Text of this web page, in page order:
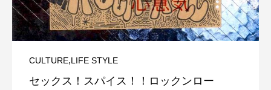
CULTURE,LIFE STYLE
セックス！スパイス！！ロックンロー